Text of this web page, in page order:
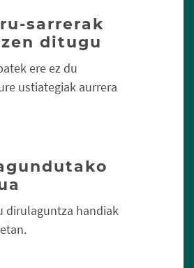
sarrerak
ditugu
ere ez du
ustiategiak aurrera
dirulaguntza handiak